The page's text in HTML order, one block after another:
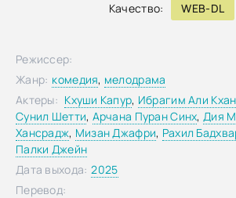
Качество: WEB-DL
Режиссер:
Жанр: комедия, мелодрама
Актеры: Кхуши Капур, Ибрагим Али Кхан
Сунил Шетти, Арчана Пуран Синх, Дия
Хансрадж, Мизан Джафри, Рахил
Палки Джейн
Дата выхода: 2025
Перевод: